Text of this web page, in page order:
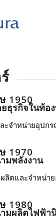
1950
ธุรกิจในท้อ
ะจำหน่ายอุปก
1970
มพลังงาน
ผลิตและจำหน่
1980
มผลิตไฟฟ้า